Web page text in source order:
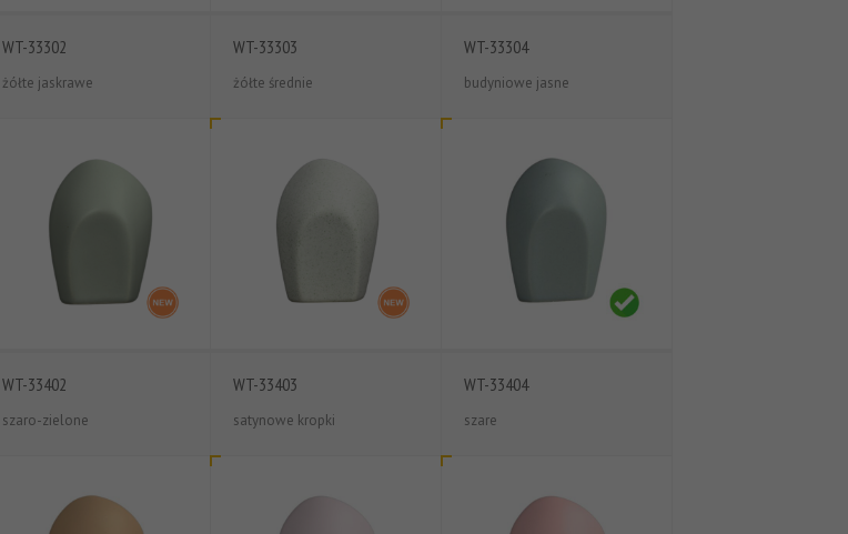
WT-33302
żółte jaskrawe
WT-33303
żółte średnie
WT-33304
budyniowe jasne
WT-33402
szaro-zielone
WT-33403
satynowe kropki
WT-33404
szare